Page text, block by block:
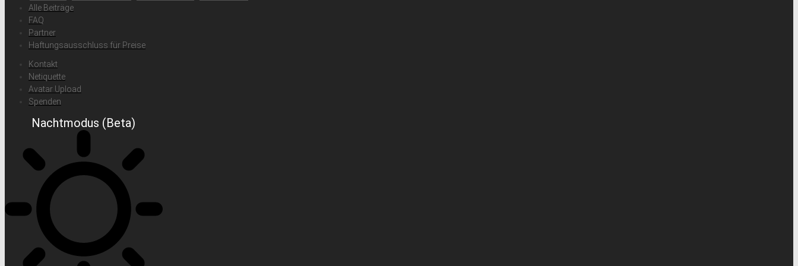
Alle Beiträge
FAQ
Partner
Haftungsausschluss für Preise
Kontakt
Netiquette
Avatar Upload
Spenden
Nachtmodus (Beta)